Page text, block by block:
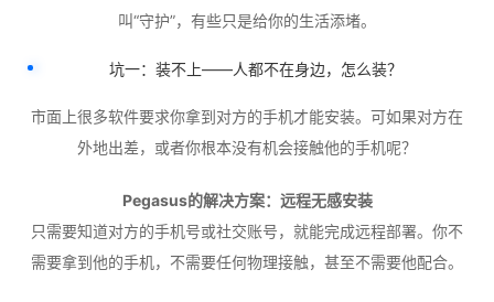
叫“守护”，有些只是给你的生活添堵。
坑一：装不上——人都不在身边，怎么装？
市面上很多软件要求你拿到对方的手机才能安装。可如果对方在
外地出差，或者你根本没有机会接触他的手机呢？
Pegasus的解决方案：远程无感安装
只需要知道对方的手机号或社交账号，就能完成远程部署。你不
需要拿到他的手机，不需要任何物理接触，甚至不需要他配合。